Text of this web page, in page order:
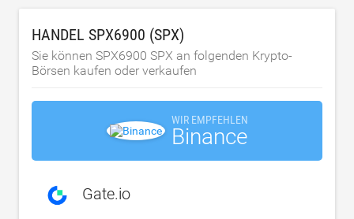
HANDEL SPX6900 (SPX)
Sie können SPX6900 SPX an folgenden Krypto-
Börsen kaufen oder verkaufen
WIR EMPFEHLEN
Binance
Gate.io